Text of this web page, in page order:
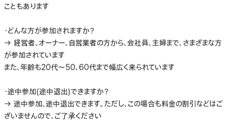
こともあります
・どんな方が参加されますか？
→ 経営者、オーナー、自営業者の方から、会社員、主婦まで、さまざまな方
が参加されています
また、年齢も20代～50、60代まで幅広く来られています
・途中参加(途中退出)できますか？
→ 途中参加、途中退出できます。ただし、この場合も料金の割引などはご
ざいませんので、ご了承ください